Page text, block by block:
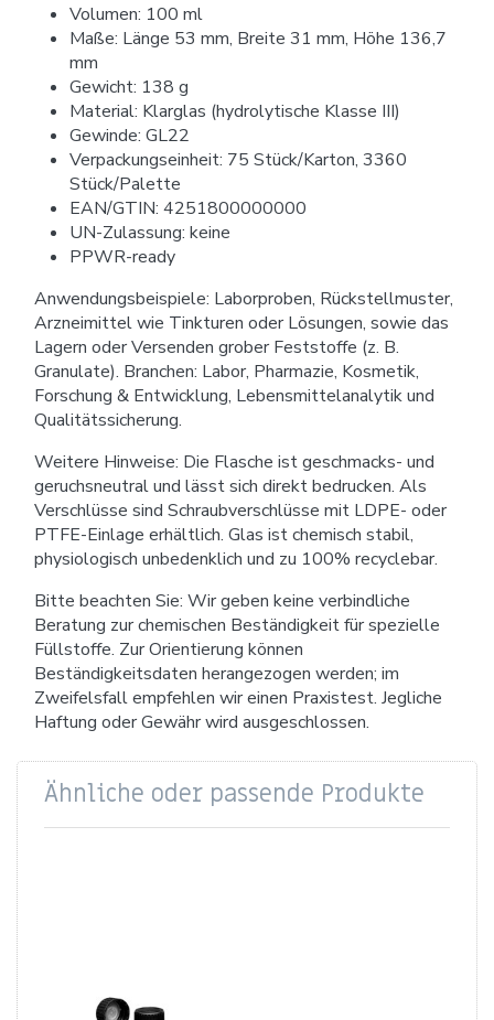
Volumen: 100 ml
Maße: Länge 53 mm, Breite 31 mm, Höhe 136,7
mm
Gewicht: 138 g
Material: Klarglas (hydrolytische Klasse III)
Gewinde: GL22
Verpackungseinheit: 75 Stück/Karton, 3360
Stück/Palette
EAN/GTIN: 4251800000000
UN-Zulassung: keine
PPWR-ready
Anwendungsbeispiele: Laborproben, Rückstellmuster,
Arzneimittel wie Tinkturen oder Lösungen, sowie das
Lagern oder Versenden grober Feststoffe (z. B.
Granulate). Branchen: Labor, Pharmazie, Kosmetik,
Forschung & Entwicklung, Lebensmittelanalytik und
Qualitätssicherung.
Weitere Hinweise: Die Flasche ist geschmacks- und
geruchsneutral und lässt sich direkt bedrucken. Als
Verschlüsse sind Schraubverschlüsse mit LDPE- oder
PTFE-Einlage erhältlich. Glas ist chemisch stabil,
physiologisch unbedenklich und zu 100% recyclebar.
Bitte beachten Sie: Wir geben keine verbindliche
Beratung zur chemischen Beständigkeit für spezielle
Füllstoffe. Zur Orientierung können
Beständigkeitsdaten herangezogen werden; im
Zweifelsfall empfehlen wir einen Praxistest. Jegliche
Haftung oder Gewähr wird ausgeschlossen.
Ähnliche oder passende Produkte